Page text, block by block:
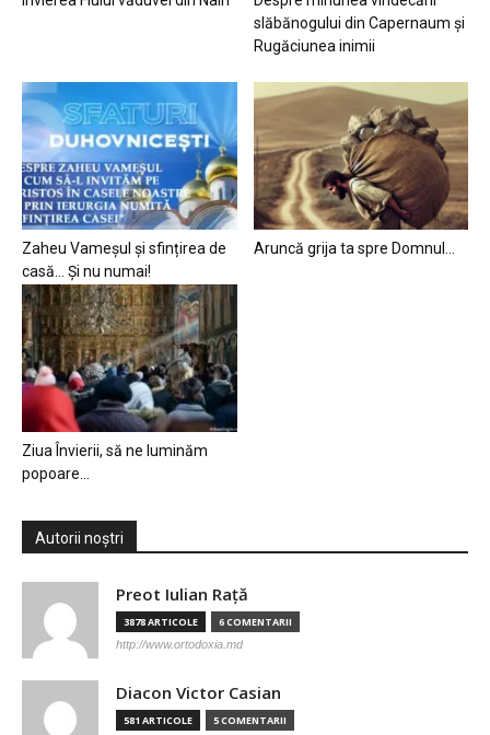
slăbănogului din Capernaum și
Rugăciunea inimii
Zaheu Vameșul și sfințirea de
casă… Și nu numai!
Aruncă grija ta spre Domnul…
Ziua Învierii, să ne luminăm
popoare…
Autorii noștri
Preot Iulian Raţă
3878 ARTICOLE 6 COMENTARII
http://www.ortodoxia.md
Diacon Victor Casian
581 ARTICOLE 5 COMENTARII